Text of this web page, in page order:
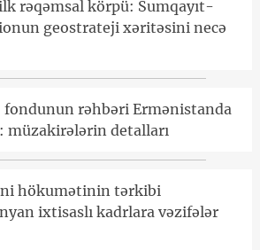
rəqəmsal körpü: Sumqayıt-
geostrateji xəritəsini necə
fondunun rəhbəri Ermənistanda
müzakirələrin detalları
hökumətinin tərkibi
ixtisaslı kadrlara vəzifələr